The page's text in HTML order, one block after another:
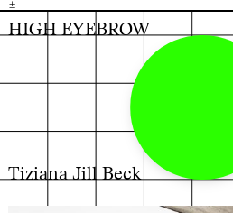
±
HIGH EYEBROW
Tiziana Jill Beck
H